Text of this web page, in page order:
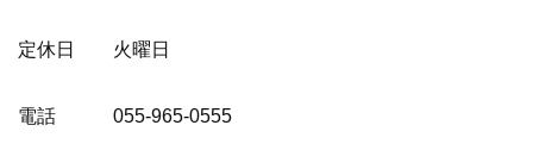
定休日​​ 火曜日
電話 ​​055-965-0555